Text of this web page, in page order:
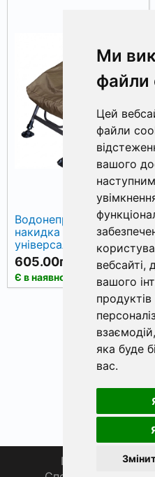
Ми
файли
Цей
файли
вашого
вебсайті,
вашого
продуктів
взаємодій,
яка буде
вас.
Водонепроникна
накидка для крісла
універсальна
World4Carp Waterproof
Chair Cover, олива
605.00грн.
Є в наявності
« 1
Головна Про